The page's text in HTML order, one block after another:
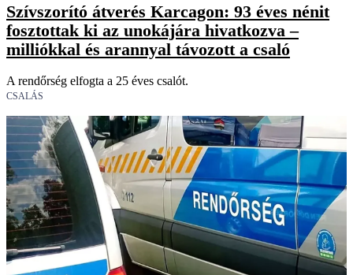
Szívszorító átverés Karcagon: 93 éves nénit
fosztottak ki az unokájára hivatkozva –
milliókkal és arannyal távozott a csaló
A rendőrség elfogta a 25 éves csalót.
CSALÁS